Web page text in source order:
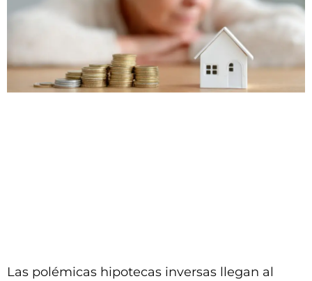
Las polémicas hipotecas inversas llegan al